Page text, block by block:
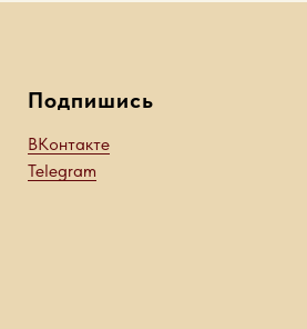
Подпишись
ВКонтакте
Telegram